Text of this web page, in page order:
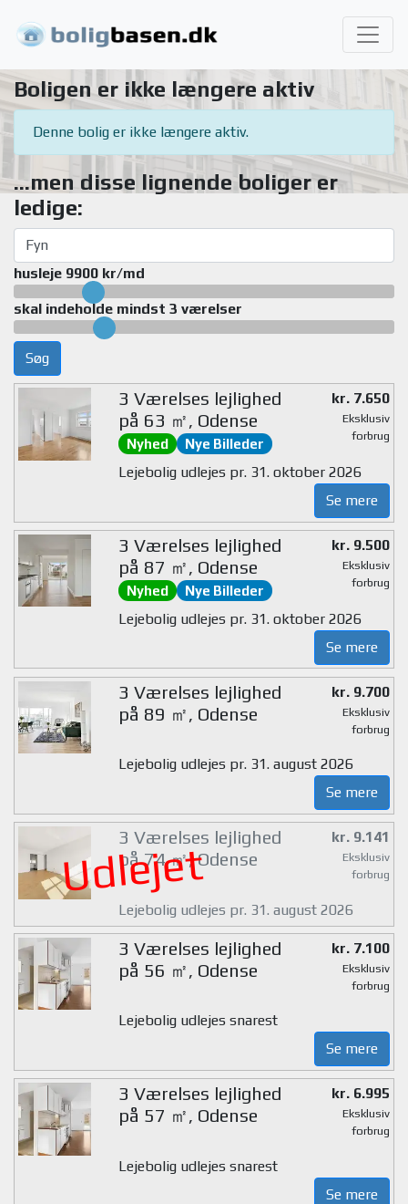
Boligen er ikke længere aktiv
Denne bolig er ikke længere aktiv.
...men disse lignende boliger er
ledige:
husleje 9900 kr/md
skal indeholde mindst 3 værelser
Søg
3 Værelses lejlighed
på 63 ㎡, Odense
Nyhed Nye Billeder
kr. 7.650
Eksklusiv
forbrug
Lejebolig udlejes pr. 31. oktober 2026
Se mere
3 Værelses lejlighed
på 87 ㎡, Odense
Nyhed Nye Billeder
kr. 9.500
Eksklusiv
forbrug
Lejebolig udlejes pr. 31. oktober 2026
Se mere
3 Værelses lejlighed
på 89 ㎡, Odense
kr. 9.700
Eksklusiv
forbrug
Lejebolig udlejes pr. 31. august 2026
Se mere
Udlejet
3 Værelses lejlighed
på 74 ㎡, Odense
kr. 9.141
Eksklusiv
forbrug
Lejebolig udlejes pr. 31. august 2026
3 Værelses lejlighed
på 56 ㎡, Odense
kr. 7.100
Eksklusiv
forbrug
Lejebolig udlejes snarest
Se mere
3 Værelses lejlighed
på 57 ㎡, Odense
kr. 6.995
Eksklusiv
forbrug
Lejebolig udlejes snarest
Se mere